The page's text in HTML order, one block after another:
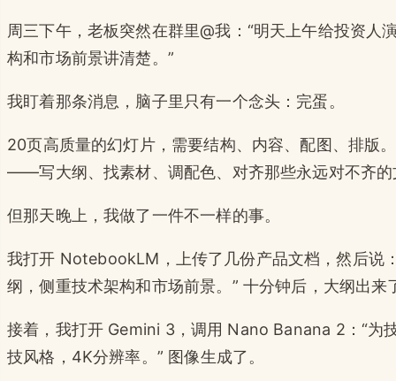
周三下午，老板突然在群里@我：“明天上午给投资人
构和市场前景讲清楚。”
我盯着那条消息，脑子里只有一个念头：完蛋。
20页高质量的幻灯片，需要结构、内容、配图、排版
——写大纲、找素材、调配色、对齐那些永远对不齐的
但那天晚上，我做了一件不一样的事。
我打开 NotebookLM，上传了几份产品文档，然后说
纲，侧重技术架构和市场前景。” 十分钟后，大纲出来
接着，我打开 Gemini 3，调用 Nano Banana 2：“为
技风格，4K分辨率。” 图像生成了。